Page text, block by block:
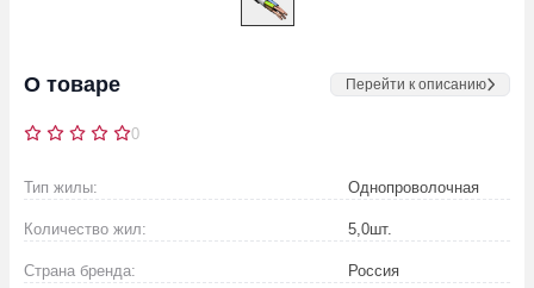
О товаре Перейти к описанию
0
Тип жилы: Однопроволочная
Количество жил: 5,0шт.
Страна бренда: Россия